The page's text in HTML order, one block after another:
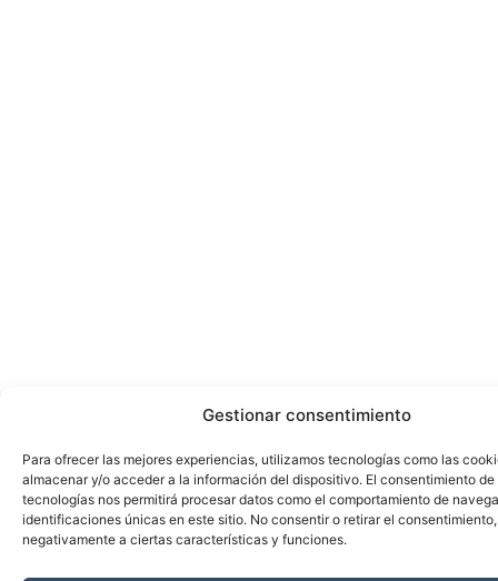
Gestionar consentimiento
Para ofrecer las mejores experiencias, utilizamos tecnologías como las
almacenar y/o acceder a la información del dispositivo. El consentimiento de
tecnologías nos permitirá procesar datos como el comportamiento de
identificaciones únicas en este sitio. No consentir o retirar el
negativamente a ciertas características y funciones.